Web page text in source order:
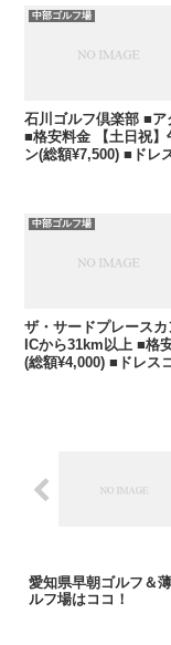
中部ゴルフ場
石川ゴルフ倶楽部 ■ア
■格安料金 【土日祝
ン(総額¥7,500) ■ドレ
中部ゴルフ場
ザ・サードプレース
ICから31km以上 ■格
(総額¥4,000) ■ドレス
愛知県早朝ゴルフ＆
ルフ場はココ！